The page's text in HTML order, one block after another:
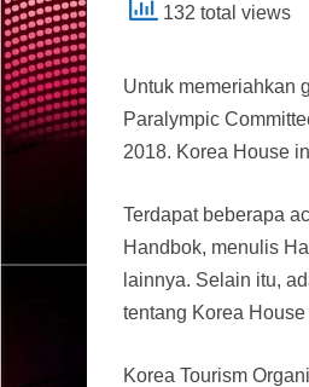
132 total views
Untuk memeriahkan
Paralympic
2018. Korea House
Terdapat beberapa
Handbok, menulis
lainnya. Selain itu,
tentang Korea
Korea Tourism